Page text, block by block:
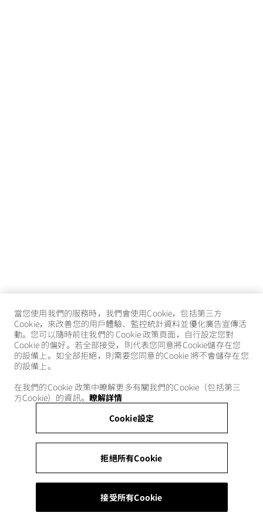
當您使用我們的服務時，我們會使用Cookie，包括第三方
Cookie，來改善您的用戶體驗、監控統計資料並優化廣告宣傳活
動。您可以隨時前往我們的 Cookie 政策頁面，自行設定您對
Cookie 的偏好。若全部接受，則代表您同意將Cookie儲存在您
的設備上。如全部拒絕，則需要您同意的Cookie 將不會儲存在您
的設備上。
在我們的Cookie 政策中瞭解更多有關我們的Cookie（包括第三
方Cookie）的資訊。 瞭解詳情
Cookie設定
拒絕所有Cookie
接受所有Cookie